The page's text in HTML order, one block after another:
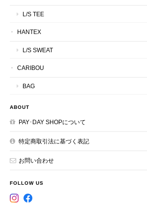
L/S TEE
HANTEX
L/S SWEAT
CARIBOU
BAG
ABOUT
PAY･DAY SHOPについて
特定商取引法に基づく表記
お問い合わせ
FOLLOW US